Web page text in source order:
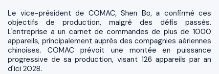
Le vice-président de COMAC, Shen Bo, a confirmé ces
objectifs de production, malgré des défis passés.
L'entreprise a un carnet de commandes de plus de 1000
appareils, principalement auprès des compagnies aériennes
chinoises. COMAC prévoit une montée en puissance
progressive de sa production, visant 126 appareils par an
d'ici 2028.